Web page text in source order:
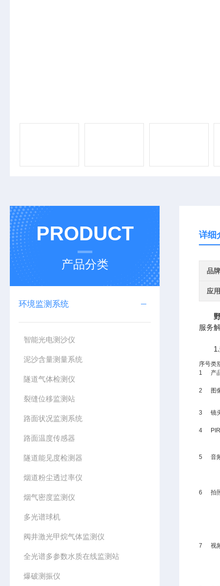
PRODUCT
产品分类
环境监测系统
智能光电测沙仪
泥沙含量测量系统
隧道气体检测仪
裂缝位移监测站
路面状况监测系统
路面温度传感器
隧道能见度检测器
烟道粉尘透过率仪
烟气密度监测仪
多光谱球机
阀井激光甲烷气体监测仪
全光谱多参数水质在线监测站
爆破测振仪
详细
品牌
应
服务
1.
序号类
1
产
2 图
3 镜
4 PIR
5 音
6 拍
7 视